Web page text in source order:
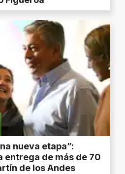
nueva etapa”:
entrega de más de 70
de los Andes